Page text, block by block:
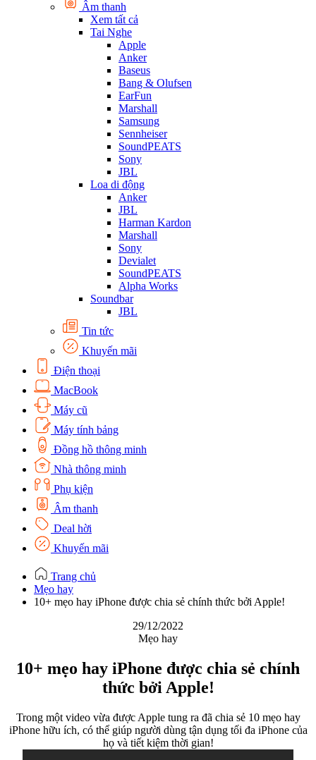
Âm thanh
Xem tất cả
Tai Nghe
Apple
Anker
Baseus
Bang & Olufsen
EarFun
Marshall
Samsung
Sennheiser
SoundPEATS
Sony
JBL
Loa di động
Anker
JBL
Harman Kardon
Marshall
Sony
Devialet
SoundPEATS
Alpha Works
Soundbar
JBL
Tin tức
Khuyến mãi
Điện thoại
MacBook
Máy cũ
Máy tính bảng
Đồng hồ thông minh
Nhà thông minh
Phụ kiện
Âm thanh
Deal hời
Khuyến mãi
Trang chủ
Mẹo hay
10+ mẹo hay iPhone được chia sẻ chính thức bởi Apple!
29/12/2022
Mẹo hay
10+ mẹo hay iPhone được chia sẻ chính
thức bởi Apple!
Trong một video vừa được Apple tung ra đã chia sẻ 10 mẹo hay
iPhone hữu ích, có thể giúp người dùng tận dụng tối đa iPhone của
họ và tiết kiệm thời gian!